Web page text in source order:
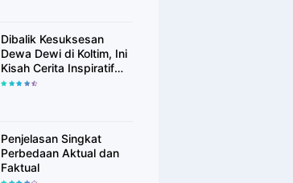
Dibalik Kesuksesan
Dewa Dewi di Koltim, Ini
Kisah Cerita Inspiratif
Singkatnya
Penjelasan Singkat
Perbedaan Aktual dan
Faktual